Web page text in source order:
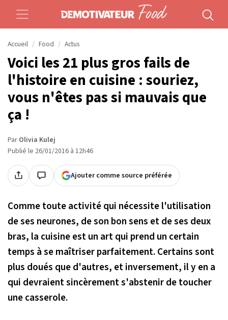
Accueil Food Actus
Voici les 21 plus gros fails de
l'histoire en cuisine : souriez,
vous n'êtes pas si mauvais que
ça !
Par Olivia Kulej
Publié le 26/01/2016 à 12h46
Ajouter comme source préférée
Comme toute activité qui nécessite l'utilisation
de ses neurones, de son bon sens et de ses deux
bras, la cuisine est un art qui prend un certain
temps à se maîtriser parfaitement. Certains sont
plus doués que d'autres, et inversement, il y en a
qui devraient sincèrement s'abstenir de toucher
une casserole.